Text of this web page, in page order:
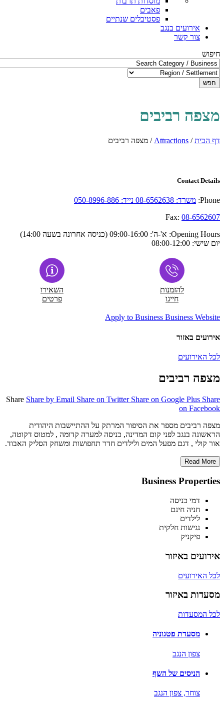
פאבים
פסטיבלים שנתיים
אירועים בנגב
צור קשר
חיפוש
חפש
מצפה רביבים
דף הבית/
Attractions
/ מצפה רביבים
Contact Details
Phone: משרד: 08-6562638 נייד: 050-8996-886
Fax: 08-6562607
Opening Hours: א'-ה': 09:00-16:00 (כניסה אחרונה בשעה 14:00)
יום שישי: 08:00-12:00
להזמנות
חייגו
השאירו
פרטים
Apply to Business Business Website
אירועים באזור
לכל האירועים
מצפה רביבים
Share Share by Email Share on Twitter Share on Google Plus Share
on Facebook
מצפה רביבים מספר את הסיפור המרתק על ההתיישבות היהודית
הראשונה בנגב לפני קום המדינה, כניסה למערה קדומה , למטוס דקוטה,
אור קולי , דגם מפעל המים ולילדים חדר תחפושות ומשחק הסליק האבוד.
Read More
Business Properties
דמי כניסה
חניה חינם
לילדים
נגישות חלקית
פיקניק
אירועים באיזור
לכל האירועים
מסעדות באיזור
לכל המסעדות
מסעדת פטגוניה
צפון הנגב
הניסים של השף
צוחר, צפון הנגב